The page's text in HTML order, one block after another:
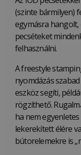
(szinte bármilyen)
egymásra
pecséteket
felhasználni.
A freestyle
nyomdázás
eszköz segíti,
rögzíthető.
ha nem
lekerekített élére
bútorelemekre is